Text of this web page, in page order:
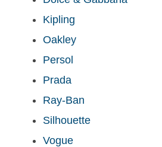
Kipling
Oakley
Persol
Prada
Ray-Ban
Silhouette
Vogue